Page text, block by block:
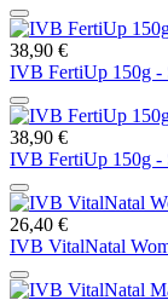
38,90 €
IVB FertiUp 150g -
38,90 €
IVB FertiUp 150g -
26,40 €
IVB VitalNatal